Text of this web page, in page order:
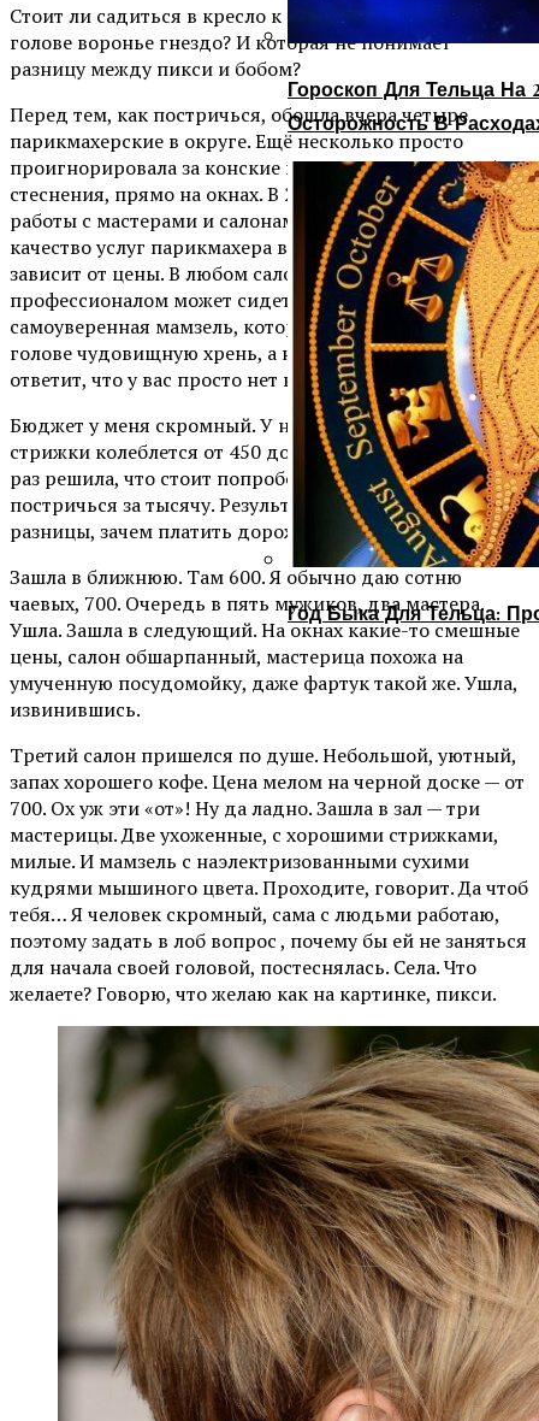
Гороскоп Для Тельца На
Осторожность В
Год Быка Для Тельца:
Стоит ли садиться в кресло к мастеру, у которого на
голове воронье гнездо? И которая не понимает
разницу между пикси и бобом?
Перед тем, как постричься, обошла вчера четыре
парикмахерские в округе. Ещё несколько просто
проигнорировала за конские цены, выставленные, без
стеснения, прямо на окнах. В 2013-14 имела опыт
работы с мастерами и салонами и убедилась, что
качество услуг парикмахера в обычных точках не
зависит от цены. В любом салоне рядом с добротным
профессионалом может сидеть косорукая
самоуверенная мамзель, которая навертит вам на
голове чудовищную хрень, а на все возражения
ответит, что у вас просто нет вкуса.
Бюджет у меня скромный. У нас в округе цена женской
стрижки колеблется от 450 до 1500 рублей. В прошлый
раз решила, что стоит попробовать шикануть,
постричься за тысячу. Результат так себе. А если нет
разницы, зачем платить дороже?
Зашла в ближнюю. Там 600. Я обычно даю сотню
чаевых, 700. Очередь в пять мужиков, два мастера.
Ушла. Зашла в следующий. На окнах какие-то смешные
цены, салон обшарпанный, мастерица похожа на
умученную посудомойку, даже фартук такой же. Ушла,
извинившись.
Третий салон пришелся по душе. Небольшой, уютный,
запах хорошего кофе. Цена мелом на черной доске — от
700. Ох уж эти «от»! Ну да ладно. Зашла в зал — три
мастерицы. Две ухоженные, с хорошими стрижками,
милые. И мамзель с наэлектризованными сухими
кудрями мышиного цвета. Проходите, говорит. Да чтоб
тебя… Я человек скромный, сама с людьми работаю,
поэтому задать в лоб вопрос , почему бы ей не заняться
для начала своей головой, постеснялась. Села. Что
желаете? Говорю, что желаю как на картинке, пикси.